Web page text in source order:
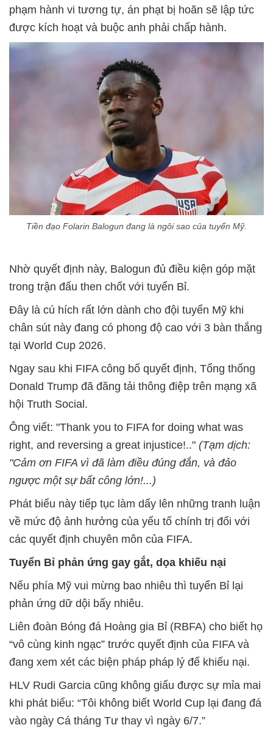
phạm hành vi tương tự, án phạt bị hoãn sẽ lập tức
được kích hoạt và buộc anh phải chấp hành.
Tiền đạo Folarin Balogun đang là ngôi sao của tuyển Mỹ.
Nhờ quyết định này, Balogun đủ điều kiện góp mặt
trong trận đấu then chốt với tuyển Bỉ.
Đây là cú hích rất lớn dành cho đội tuyển Mỹ khi
chân sút này đang có phong độ cao với 3 bàn thắng
tại World Cup 2026.
Ngay sau khi FIFA công bố quyết định, Tổng thống
Donald Trump đã đăng tải thông điệp trên mạng xã
hội Truth Social.
Ông viết: "Thank you to FIFA for doing what was
right, and reversing a great injustice!.." (Tạm dịch:
"Cảm ơn FIFA vì đã làm điều đúng đắn, và đảo
ngược một sự bất công lớn!...)
Phát biểu này tiếp tục làm dấy lên những tranh luận
về mức độ ảnh hưởng của yếu tố chính trị đối với
các quyết định chuyên môn của FIFA.
Tuyển Bỉ phản ứng gay gắt, dọa khiếu nại
Nếu phía Mỹ vui mừng bao nhiêu thì tuyển Bỉ lại
phản ứng dữ dội bấy nhiêu.
Liên đoàn Bóng đá Hoàng gia Bỉ (RBFA) cho biết họ
“vô cùng kinh ngạc” trước quyết định của FIFA và
đang xem xét các biện pháp pháp lý để khiếu nại.
HLV Rudi Garcia cũng không giấu được sự mỉa mai
khi phát biểu: “Tôi không biết World Cup lại đang đá
vào ngày Cá tháng Tư thay vì ngày 6/7.”